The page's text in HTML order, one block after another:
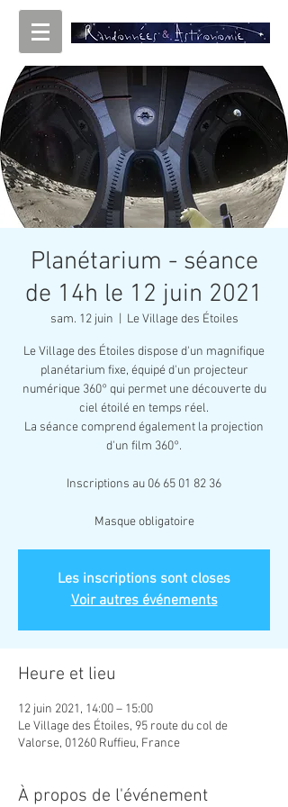
Planétarium - séance
de 14h le 12 juin 2021
sam. 12 juin Le Village des Étoiles
Le Village des Étoiles dispose d'un magnifique
planétarium fixe, équipé d'un projecteur
numérique 360° qui permet une découverte du
ciel étoilé en temps réel.
La séance comprend également la projection
d'un film 360°.
Inscriptions au 06 65 01 82 36
Masque obligatoire
Les inscriptions sont closes
Voir autres événements
Heure et lieu
12 juin 2021, 14:00 – 15:00
Le Village des Étoiles, 95 route du col de
Valorse, 01260 Ruffieu, France
À propos de l'événement